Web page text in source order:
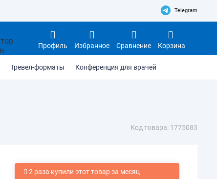
Telegram
Профиль Избранное Сравнение Корзина
Тревел-форматы Конференция для врачей
Код товара: 1775083
2 раза купили этот товар за месяц